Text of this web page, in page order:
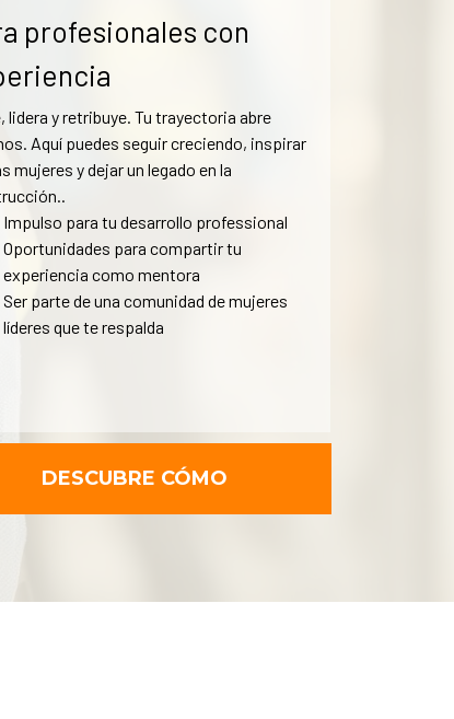
profesionales con
lidera y retribuye. Tu trayectoria abre
Aquí puedes seguir creciendo, inspirar
mujeres y dejar un legado en la
.
Impulso para tu desarrollo professional
Oportunidades para compartir tu
experiencia como mentora
Ser parte de una comunidad de mujeres
líderes que te respalda
DESCUBRE CÓMO